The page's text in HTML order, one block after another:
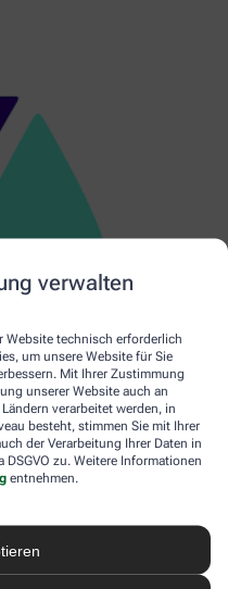
verwalten
Website technisch erforderlich
um unsere Website für Sie
Mit Ihrer Zustimmung
unserer Website auch an
verarbeitet werden, in
besteht, stimmen Sie mit Ihrer
der Verarbeitung Ihrer Daten in
zu. Weitere Informationen
entnehmen.
Accuracy Metric. J Diabetes Sci
doi: